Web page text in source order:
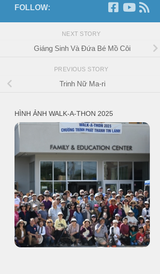
FOLLOW:
NEXT STORY
Giáng Sinh Và Đứa Bé Mồ Côi
PREVIOUS STORY
Trinh Nữ Ma-ri
HÌNH ẢNH WALK-A-THON 2025